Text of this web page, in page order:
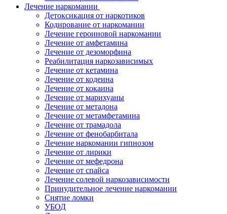
Лечение наркомании
Детоксикация от наркотиков
Кодирование от наркомании
Лечение героиновой наркомании
Лечение от амфетамина
Лечение от дезоморфина
Реабилитация наркозависимых
Лечение от кетамина
Лечение от кодеина
Лечение от кокаина
Лечение от марихуаны
Лечение от метадона
Лечение от метамфетамина
Лечение от трамадола
Лечение от фенобарбитала
Лечение наркомании гипнозом
Лечение от лирики
Лечение от мефедрона
Лечение от спайса
Лечение солевой наркозависимости
Принудительное лечение наркомании
Снятие ломки
УБОД